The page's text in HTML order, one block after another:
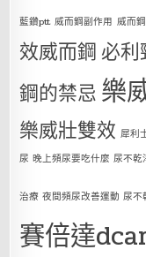
藍鑽ptt 威而鋼副作用 威而
效威而鋼 必利
鋼的禁忌 樂
樂威壯雙效 犀利
尿 晚上頻尿要吃什麼 尿不
治療 夜間頻尿改善運動 尿
賽倍達